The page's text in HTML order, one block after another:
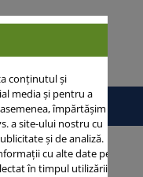
conținutul și
media și pentru a
împărtășim
a site-ului nostru cu
și de analiză.
cu alte date pe
în timpul utilizării